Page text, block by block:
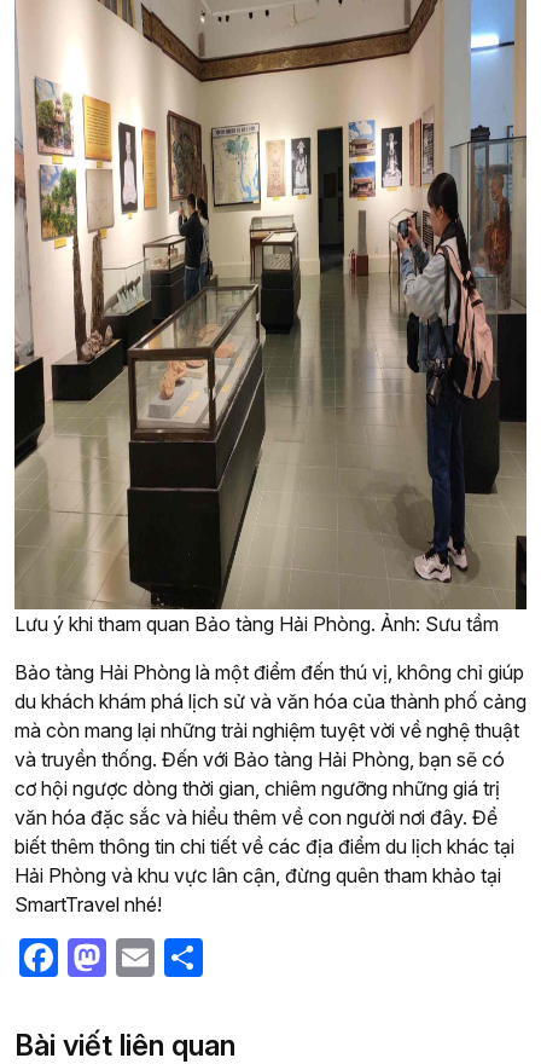
Lưu ý khi tham quan Bảo tàng Hải Phòng. Ảnh: Sưu tầm
Bảo tàng Hải Phòng là một điểm đến thú vị, không chỉ giúp
du khách khám phá lịch sử và văn hóa của thành phố cảng
mà còn mang lại những trải nghiệm tuyệt vời về nghệ thuật
và truyền thống. Đến với Bảo tàng Hải Phòng, bạn sẽ có
cơ hội ngược dòng thời gian, chiêm ngưỡng những giá trị
văn hóa đặc sắc và hiểu thêm về con người nơi đây. Để
biết thêm thông tin chi tiết về các địa điểm du lịch khác tại
Hải Phòng và khu vực lân cận, đừng quên tham khảo tại
SmartTravel nhé!
Facebook
Mastodon
Email
Bài viết liên quan